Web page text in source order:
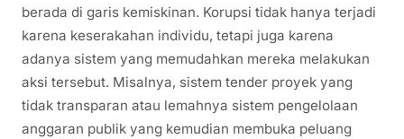
berada di garis kemiskinan. Korupsi tidak hanya terjadi
karena keserakahan individu, tetapi juga karena
adanya sistem yang memudahkan mereka melakukan
aksi tersebut. Misalnya, sistem tender proyek yang
tidak transparan atau lemahnya sistem pengelolaan
anggaran publik yang kemudian membuka peluang